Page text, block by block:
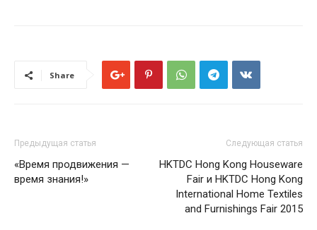
Share
Предыдущая статья
«Время продвижения —
время знания!»
Следующая статья
HKTDC Hong Kong Houseware
Fair и HKTDC Hong Kong
International Home Textiles
and Furnishings Fair 2015